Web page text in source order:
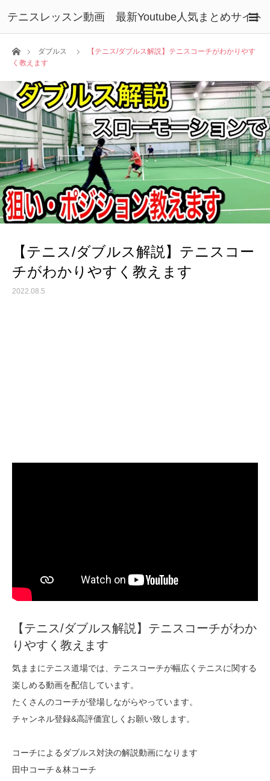
テニスレッスン動画 最新Youtube人気まとめサイト
ホームダブルス
【テニス/ダブルス解説】テニスコーチがわかりやす
く教えます
【テニス/ダブルス解説】テニスコー
チがわかりやすく教えます
2022.08.5
【テニス/ダブルス解説】テニスコーチがわか
りやすく教えます
気ままにテニス道場では、テニスコーチが幅広くテニスに関する
楽しめる動画を配信しています。
たくさんのコーチが登場しながらやっています。
チャンネル登録&高評価宜しくお願い致します。
コーチによるダブルス対決の解説動画になります
田中コーチ＆林コーチ